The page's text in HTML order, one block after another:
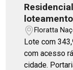
Floratta
Lote com
com acesso
cidade.